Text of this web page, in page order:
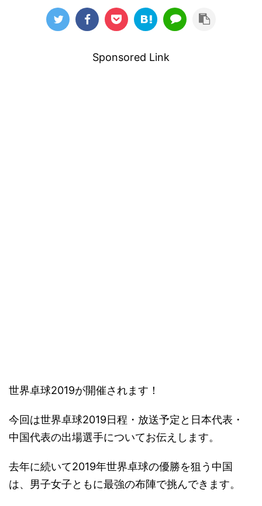
Sponsored Link
世界卓球2019が開催されます！
今回は世界卓球2019日程・放送予定と日本代表・
中国代表の出場選手についてお伝えします。
去年に続いて2019年世界卓球の優勝を狙う中国
は、男子女子ともに最強の布陣で挑んできます。